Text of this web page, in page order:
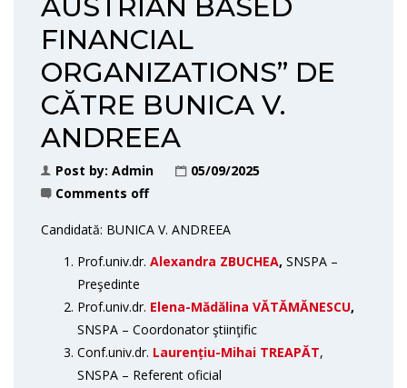
AUSTRIAN BASED
FINANCIAL
ORGANIZATIONS” DE
CĂTRE BUNICA V.
ANDREEA
Post by: Admin
05/09/2025
Comments off
Candidată: BUNICA V. ANDREEA
Prof.univ.dr. Alexandra ZBUCHEA, SNSPA –
Preşedinte
Prof.univ.dr. Elena-Mădălina VĂTĂMĂNESCU,
SNSPA – Coordonator ştiinţific
Conf.univ.dr. Laurențiu-Mihai TREAPĂT,
SNSPA – Referent oficial